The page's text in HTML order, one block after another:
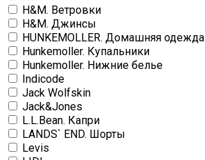
H&M. Ветровки
H&M. Джинсы
HUNKEMOLLER. Домашняя одежда
Hunkemoller. Купальники
Hunkemoller. Нижние белье
Indicode
Jack Wolfskin
Jack&Jones
L.L.Bean. Капри
LANDS` END. Шорты
Levis